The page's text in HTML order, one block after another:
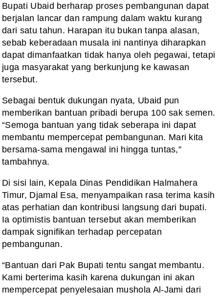
Bupati Ubaid berharap proses pembangunan dapat
berjalan lancar dan rampung dalam waktu kurang
dari satu tahun. Harapan itu bukan tanpa alasan,
sebab keberadaan musala ini nantinya diharapkan
dapat dimanfaatkan tidak hanya oleh pegawai, tetapi
juga masyarakat yang berkunjung ke kawasan
tersebut.
Sebagai bentuk dukungan nyata, Ubaid pun
memberikan bantuan pribadi berupa 100 sak semen.
“Semoga bantuan yang tidak seberapa ini dapat
membantu mempercepat pembangunan. Mari kita
bersama-sama mengawal ini hingga tuntas,”
tambahnya.
Di sisi lain, Kepala Dinas Pendidikan Halmahera
Timur, Djamal Esa, menyampaikan rasa terima kasih
atas perhatian dan kontribusi langsung dari bupati.
Ia optimistis bantuan tersebut akan memberikan
dampak signifikan terhadap percepatan
pembangunan.
“Bantuan dari Pak Bupati tentu sangat membantu.
Kami berterima kasih karena dukungan ini akan
mempercepat penyelesaian mushola Al-Jami dari